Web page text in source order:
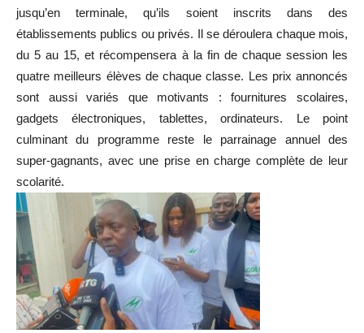
jusqu’en terminale, qu’ils soient inscrits dans des
établissements publics ou privés. Il se déroulera chaque mois,
du 5 au 15, et récompensera à la fin de chaque session les
quatre meilleurs élèves de chaque classe. Les prix annoncés
sont aussi variés que motivants : fournitures scolaires,
gadgets électroniques, tablettes, ordinateurs. Le point
culminant du programme reste le parrainage annuel des
super-gagnants, avec une prise en charge complète de leur
scolarité.